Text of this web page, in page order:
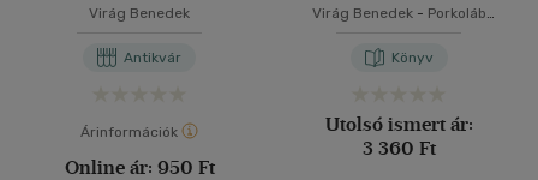
Virág Benedek
Antikvár
Árinformációk
Online ár: 950 Ft
Virág Benedek- Porkoláb
Könyv
Utolsó ismert ár:
3 360 Ft